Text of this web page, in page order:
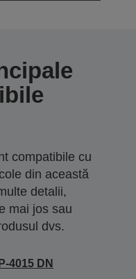
compatibile cu
din această
detalii,
mai jos sau
dvs.
4015 DN